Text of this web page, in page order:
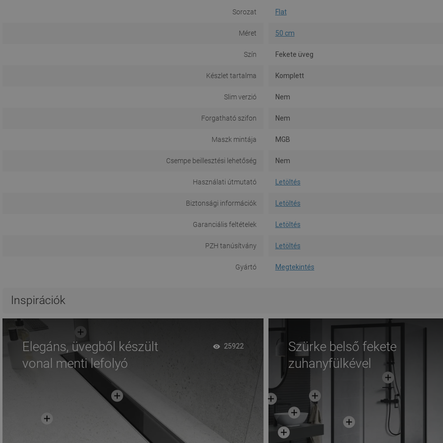
Sorozat Flat
Méret 50 cm
Szín Fekete üveg
Készlet tartalma Komplett
Slim verzió Nem
Forgatható szifon Nem
Maszk mintája MGB
Csempe beillesztési lehetőség Nem
Használati útmutató Letöltés
Biztonsági információk Letöltés
Garanciális feltételek Letöltés
PZH tanúsítvány Letöltés
Gyártó Megtekintés
Inspirációk
Elegáns, üvegből készült
vonal menti lefolyó
25922
Szürke belső fekete
zuhanyfülkével